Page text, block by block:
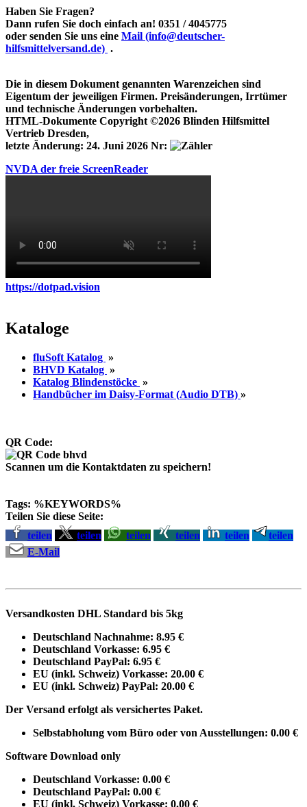
Haben Sie Fragen?
Dann rufen Sie doch einfach an! 0351 / 4045775
oder senden Sie uns eine Mail (info@deutscher-
hilfsmittelversand.de) .
Die in diesem Dokument genannten Warenzeichen sind
Eigentum der jeweiligen Firmen. Preisänderungen, Irrtümer
und technische Änderungen vorbehalten.
HTML-Dokumente Copyright ©2026 Blinden Hilfsmittel
Vertrieb Dresden,
letzte Änderung: 24. Juni 2026 Nr:
NVDA der freie ScreenReader
https://dotpad.vision
Kataloge
fluSoft Katalog »
BHVD Katalog »
Katalog Blindenstöcke »
Handbücher im Daisy-Format (Audio DTB) »
QR Code:
Scannen um die Kontaktdaten zu speichern!
Tags: %KEYWORDS%
Teilen Sie diese Seite:
teilen
teilen teilen teilen teilen
teilen
E-Mail
Versandkosten DHL Standard bis 5kg
Deutschland Nachnahme: 8.95 €
Deutschland Vorkasse: 6.95 €
Deutschland PayPal: 6.95 €
EU (inkl. Schweiz) Vorkasse: 20.00 €
EU (inkl. Schweiz) PayPal: 20.00 €
Der Versand erfolgt als versichertes Paket.
Selbstabholung vom Büro oder von Ausstellungen: 0.00 €
Software Download only
Deutschland Vorkasse: 0.00 €
Deutschland PayPal: 0.00 €
EU (inkl. Schweiz) Vorkasse: 0.00 €